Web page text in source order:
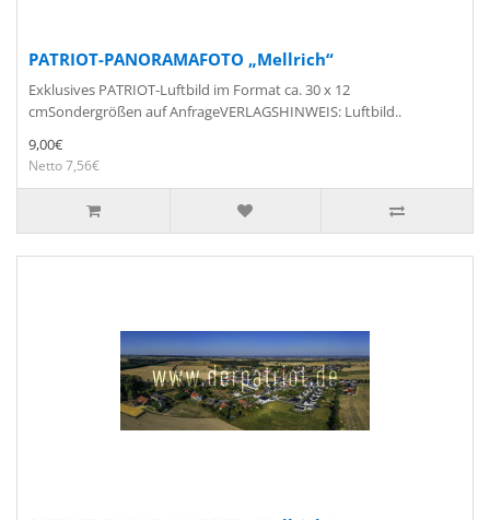
PATRIOT-PANORAMAFOTO „Mellrich“
Exklusives PATRIOT-Luftbild im Format ca. 30 x 12
cmSondergrößen auf AnfrageVERLAGSHINWEIS: Luftbild..
9,00€
Netto 7,56€